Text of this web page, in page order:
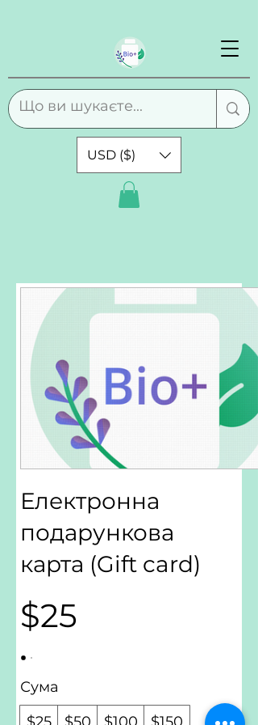
USD ($)
Електронна
подарункова
карта (Gift card)
$25
Сума